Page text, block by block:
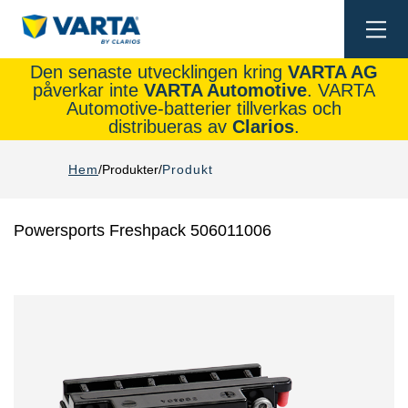
Den senaste utvecklingen kring VARTA AG
påverkar inte VARTA Automotive. VARTA
Automotive-batterier tillverkas och
distribueras av Clarios.
Hem Produkter Produkt
Powersports Freshpack 506011006